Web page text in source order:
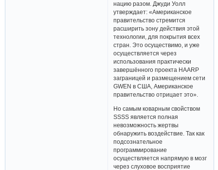
нацию разом. Джуди Уолл
утверждает: «Американское
правительство стремится
расширить зону действия этой
технологии, для покрытия всех
стран. Это осуществимо, и уже
осуществляется через
использования практически
завершённого проекта HAARP
заграницей и размещением сети
GWEN в США, Американское
правительство отрицает это».
Но самым коварным свойством
SSSS является полная
невозможность жертвы
обнаружить воздействие. Так как
подсознательное
программирование
осуществляется напрямую в мозг
через слуховое восприятие